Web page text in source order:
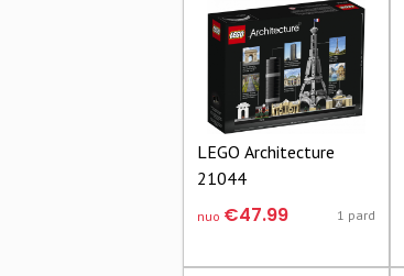
LEGO Architecture
21044
nuo €47.99 1 pard